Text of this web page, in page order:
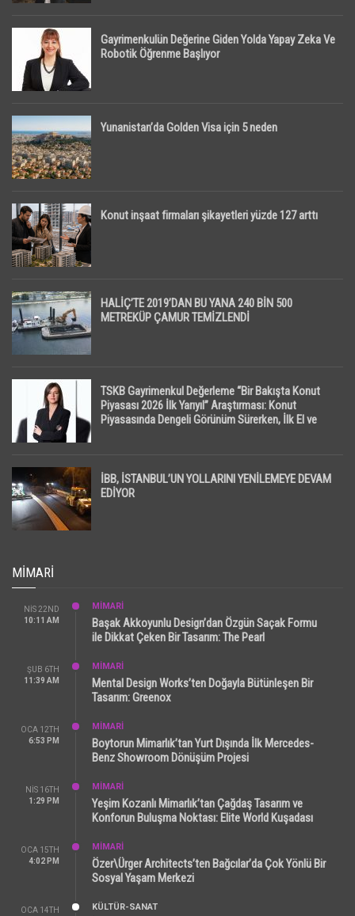
Gayrimenkulün Değerine Giden Yolda Yapay Zeka Ve
Robotik Öğrenme Başlıyor
Yunanistan’da Golden Visa için 5 neden
Konut inşaat firmaları şikayetleri yüzde 127 arttı
HALİÇ’TE 2019’DAN BU YANA 240 BİN 500
METREKÜP ÇAMUR TEMİZLENDİ
TSKB Gayrimenkul Değerleme “Bir Bakışta Konut
Piyasası 2026 İlk Yarıyıl” Araştırması: Konut
Piyasasında Dengeli Görünüm Sürerken, İlk El ve
İBB, İSTANBUL’UN YOLLARINI YENİLEMEYE DEVAM
EDİYOR
MIMARI
NIS 22ND
10:11 AM
MİMARİ
Başak Akkoyunlu Design’dan Özgün Saçak Formu
ile Dikkat Çeken Bir Tasarım: The Pearl
ŞUB 6TH
11:39 AM
MİMARİ
Mental Design Works’ten Doğayla Bütünleşen Bir
Tasarım: Greenox
OCA 12TH
6:53 PM
MİMARİ
Boytorun Mimarlık’tan Yurt Dışında İlk Mercedes-
Benz Showroom Dönüşüm Projesi
NIS 16TH
1:29 PM
MİMARİ
Yeşim Kozanlı Mimarlık’tan Çağdaş Tasarım ve
Konforun Buluşma Noktası: Elite World Kuşadası
OCA 15TH
4:02 PM
MİMARİ
Özer\Ürger Architects’ten Bağcılar’da Çok Yönlü Bir
Sosyal Yaşam Merkezi
OCA 14TH
KÜLTÜR-SANAT